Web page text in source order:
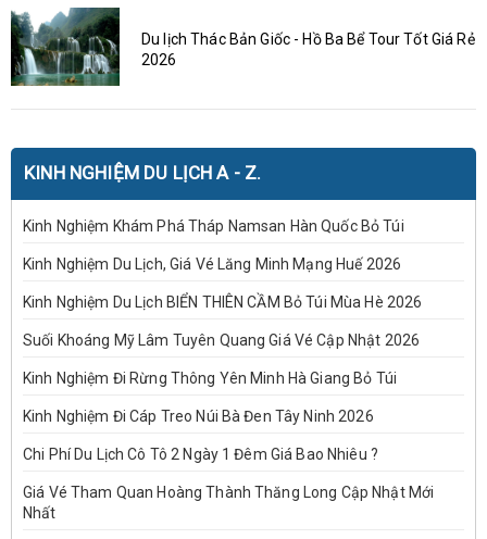
Du lịch Thác Bản Giốc - Hồ Ba Bể Tour Tốt Giá Rẻ
2026
KINH NGHIỆM DU LỊCH A - Z.
Kinh Nghiệm Khám Phá Tháp Namsan Hàn Quốc Bỏ Túi
Kinh Nghiệm Du Lịch, Giá Vé Lăng Minh Mạng Huế 2026
Kinh Nghiệm Du Lịch BIỂN THIÊN CẦM Bỏ Túi Mùa Hè 2026
Suối Khoáng Mỹ Lâm Tuyên Quang Giá Vé Cập Nhật 2026
Kinh Nghiệm Đi Rừng Thông Yên Minh Hà Giang Bỏ Túi
Kinh Nghiệm Đi Cáp Treo Núi Bà Đen Tây Ninh 2026
Chi Phí Du Lịch Cô Tô 2 Ngày 1 Đêm Giá Bao Nhiêu ?
Giá Vé Tham Quan Hoàng Thành Thăng Long Cập Nhật Mới
Nhất